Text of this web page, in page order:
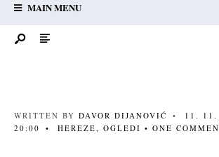
MAIN MENU
WRITTEN BY DAVOR DIJANOVIĆ • 11. 11.
20:00
• HEREZE, OGLEDI • ONE